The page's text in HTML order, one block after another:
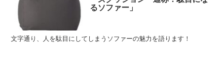
るソファー」
文字通り、人を駄目にしてしまうソファーの魅力を語ります！